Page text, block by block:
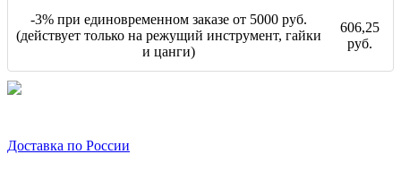
-3% при единовременном заказе от 5000 руб.
(действует только на режущий инструмент, гайки
и цанги)
606,25
руб.
Доставка по России